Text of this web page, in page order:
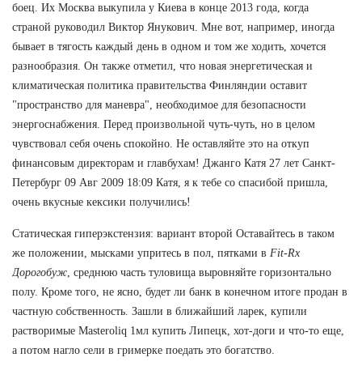
боец. Их Москва выкупила у Киева в конце 2013 года, когда
страной руководил Виктор Янукович. Мне вот, например, иногда
бывает в тягость каждый день в одном и том же ходить, хочется
разнообразия. Он также отметил, что новая энергетическая и
климатическая политика правительства Финляндии оставит
"пространство для маневра", необходимое для безопасности
энергоснабжения. Перед произвольной чуть-чуть, но в целом
чувствовал себя очень спокойно. Не оставляйте это на откуп
финансовым директорам и главбухам! Джанго Катя 27 лет Санкт-
Петербург 09 Авг 2009 18:09 Катя, я к тебе со спасибой пришла,
очень вкусные кексики получились!
Статическая гиперэкстензия: вариант второй Оставайтесь в таком
же положении, мысками упритесь в пол, пятками в Fit-Rx
Дорогобуж , среднюю часть туловища выровняйте горизонтально
полу. Кроме того, не ясно, будет ли банк в конечном итоге продан в
частную собственность. Зашли в ближайший ларек, купили
растворимые Masteroliq 1мл купить Липецк, хот-доги и что-то еще,
а потом нагло сели в гримерке поедать это богатство.